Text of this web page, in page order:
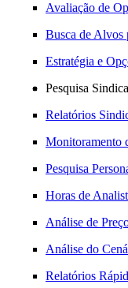
Avaliação de
Busca de Alvos
Estratégia e
Pesquisa
Relatórios
Monitoramento
Pesquisa
Horas de
Análise de
Análise do
Relatórios